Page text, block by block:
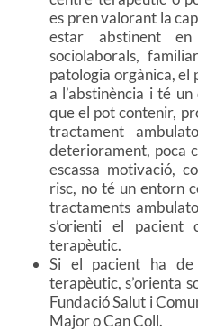
es pren valorant la
estar abstinent en
sociolaborals,
patologia orgànica, el
a l’abstinència i té
que el pot contenir,
tractament
deteriorament, poca
escassa motivació,
risc, no té un entorn
tractaments
s’orienti el
terapèutic.
Si el pacient ha
terapèutic, s’orienta
Fundació Salut i
Major o Can Coll.